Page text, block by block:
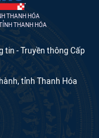
THANH HÓA
THANH HÓA
tin - Truyền thông Cấp
tỉnh Thanh Hóa